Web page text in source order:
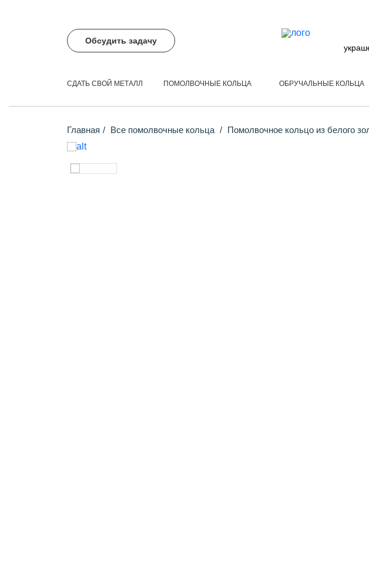
Обсудить задачу
СДАТЬ СВОЙ МЕТАЛЛ ПОМОЛВОЧНЫЕ КОЛЬЦА ОБРУЧАЛЬНЫЕ КОЛЬЦА
Главная Все помолвочные кольца Помолвочное кольцо из белого